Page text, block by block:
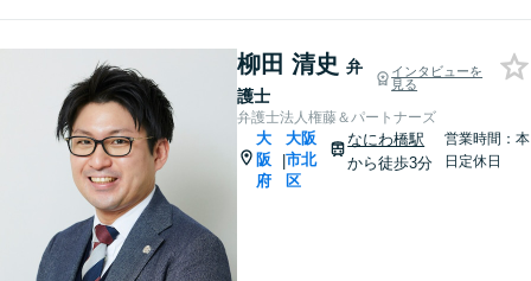
柳田 清史 弁
護士
インタビューを
見る
弁護士法人権藤＆パートナーズ
大
阪
府
|
大阪
市北
区
なにわ橋駅
から徒歩3分
営業時間：本
日定休日